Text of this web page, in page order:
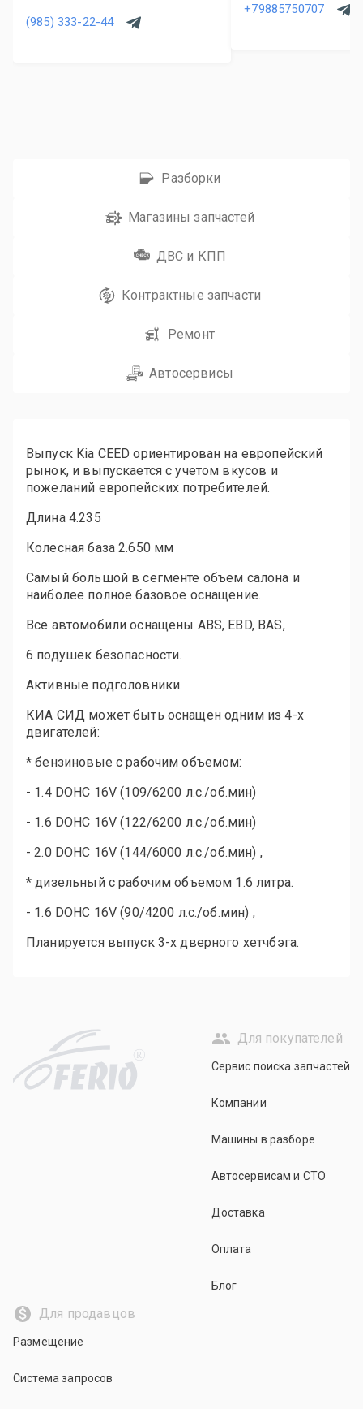
(985) 333-22-44
+79885750707
Разборки
Магазины запчастей
ДВС и КПП
Контрактные запчасти
Ремонт
Автосервисы
Выпуск Kia CEED ориентирован на европейский
рынок, и выпускается с учетом вкусов и
пожеланий европейских потребителей.
Длина 4.235
Колесная база 2.650 мм
Самый большой в сегменте объем салона и
наиболее полное базовое оснащение.
Все автомобили оснащены ABS, EBD, BAS,
6 подушек безопасности.
Активные подголовники.
КИА СИД может быть оснащен одним из 4-х
двигателей:
* бензиновые с рабочим объемом:
- 1.4 DOHC 16V (109/6200 л.с./об.мин)
- 1.6 DOHC 16V (122/6200 л.с./об.мин)
- 2.0 DOHC 16V (144/6000 л.с./об.мин) ,
* дизельный с рабочим объемом 1.6 литра.
- 1.6 DOHC 16V (90/4200 л.с./об.мин) ,
Планируется выпуск 3-х дверного хетчбэга.
R
Для покупателей
Сервис поиска запчастей
Компании
Машины в разборе
Автосервисам и СТО
Доставка
Оплата
Блог
Для продавцов
Размещение
Система запросов